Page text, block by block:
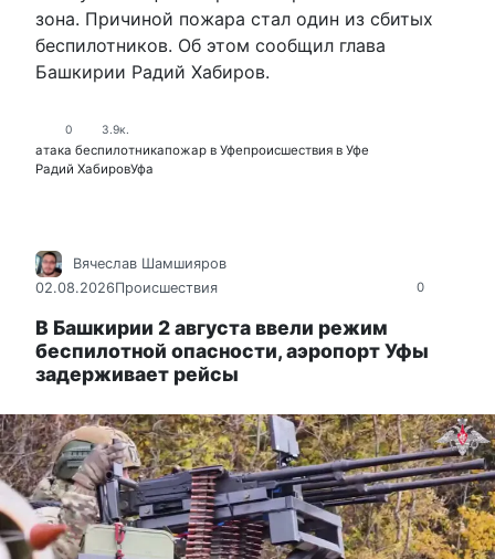
зона. Причиной пожара стал один из сбитых
беспилотников. Об этом сообщил глава
Башкирии Радий Хабиров.
0 3.9к.
атака беспилотникапожар в Уфепроисшествия в Уфе
Радий ХабировУфа
0
Вячеслав Шамшияров
02.08.2026Происшествия
В Башкирии 2 августа ввели режим
беспилотной опасности, аэропорт Уфы
задерживает рейсы